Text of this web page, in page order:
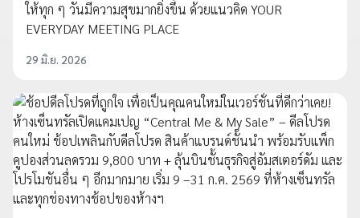
ให้ทุก ๆ วันมีความสุขมากยิ่งขึ้น ด้วยแนวคิด YOUR
EVERYDAY MEETING PLACE
29 มิ.ย. 2026